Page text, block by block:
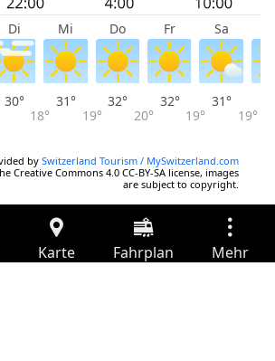
Di Mi Do Fr Sa
30°
18°
31°
19°
32°
20°
32°
19°
31°
19°
by Switzerland Tourism / MySwitzerland.com
Creative Commons 4.0 CC-BY-SA license, images
are subject to copyright.
Karte Fahrplan Mehr